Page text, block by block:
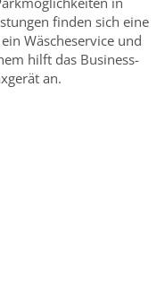
finden sich eine
Wäscheservice und
hilft das Business-
an.